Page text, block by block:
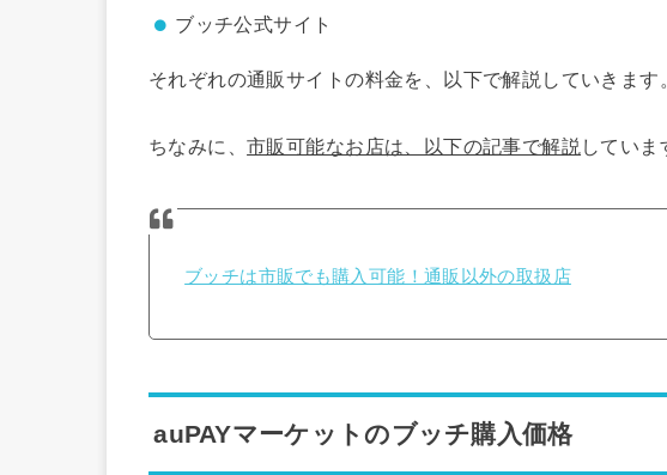
ブッチ公式サイト
それぞれの通販サイトの料金を、以下で解説していきます
ちなみに、市販可能なお店は、以下の記事で解説 していま
ブッチは市販でも購入可能！通販以外の取扱店
auPAYマーケットのブッチ購入価格